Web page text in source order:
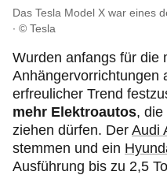
Das Tesla Model X war eines
© Tesla
Wurden anfangs für die
Anhängervorrichtungen
erfreulicher Trend
mehr Elektroautos, die
ziehen dürfen. Der Audi
stemmen und ein
Ausführung bis zu 2,5